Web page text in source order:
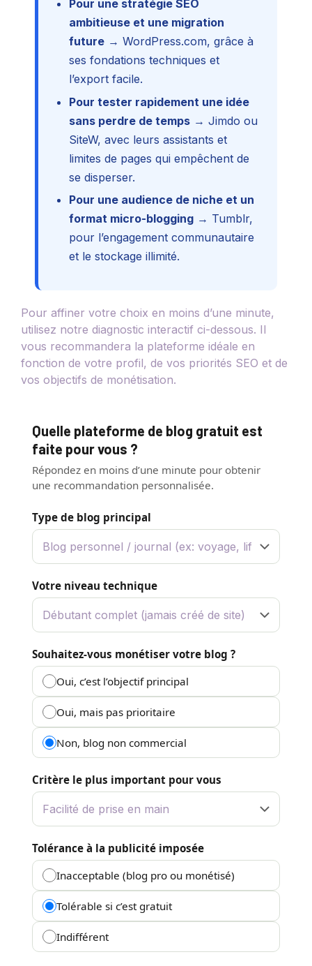
Pour une stratégie SEO
ambitieuse et une migration
future → WordPress.com, grâce à
ses fondations techniques et
l’export facile.
Pour tester rapidement une idée
sans perdre de temps → Jimdo ou
SiteW, avec leurs assistants et
limites de pages qui empêchent de
se disperser.
Pour une audience de niche et un
format micro-blogging → Tumblr,
pour l’engagement communautaire
et le stockage illimité.
Pour affiner votre choix en moins d’une minute,
utilisez notre diagnostic interactif ci-dessous. Il
vous recommandera la plateforme idéale en
fonction de votre profil, de vos priorités SEO et de
vos objectifs de monétisation.
Quelle plateforme de blog gratuit est
faite pour vous ?
Répondez en moins d’une minute pour obtenir
une recommandation personnalisée.
Type de blog principal
Votre niveau technique
Souhaitez-vous monétiser votre blog ?
Oui, c’est l’objectif principal
Oui, mais pas prioritaire
Non, blog non commercial
Critère le plus important pour vous
Tolérance à la publicité imposée
Inacceptable (blog pro ou monétisé)
Tolérable si c’est gratuit
Indifférent